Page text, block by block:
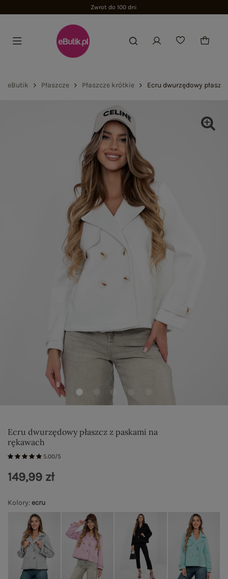
Zwrot do 100 dni
eButik Płaszcze Płaszcze krótkie Ecru dwurzędowy
Ecru dwurzędowy płaszcz z paskami na
rękawach
5.00/5
Kolory: ecru
149,99 zł